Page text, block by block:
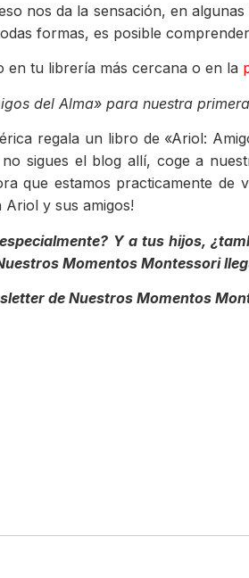
nos da la sensación, en
formas, es posible
en tu librería más cercana o en la
del Alma» para nuestra
regala un libro de «Ariol:
sigues el blog allí, coge a
que estamos practicamente
y sus amigos!
Y a tus hijos,
Momentos Montessori
de Nuestros Momentos